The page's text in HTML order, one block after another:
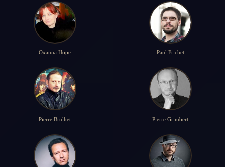
Oxanna Hope Paul Frichet
Pierre Brulhet Pierre Grimbert